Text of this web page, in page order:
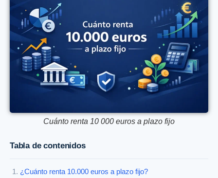
Cuánto renta 10 000 euros a plazo fijo
Tabla de contenidos
¿Cuánto renta 10.000 euros a plazo fijo?